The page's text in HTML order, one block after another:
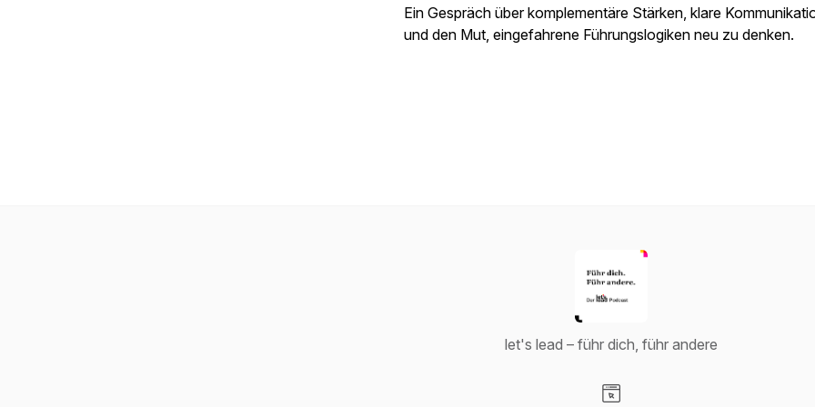
Ein Gespräch über komplementäre Stärken, klare
und den Mut, eingefahrene Führungslogiken neu zu denken.
let's lead – führ dich, führ andere